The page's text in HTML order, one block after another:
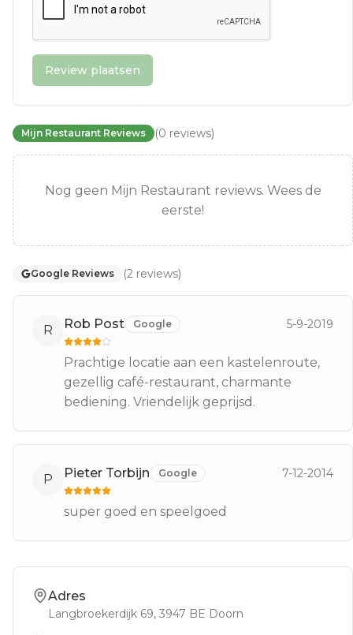
Review plaatsen
Mijn Restaurant Reviews (0 reviews)
Nog geen Mijn Restaurant reviews. Wees de
eerste!
Google Reviews (2 reviews)
R Rob Post Google 5-9-2019
Prachtige locatie aan een kastelenroute,
gezellig café-restaurant, charmante
bediening. Vriendelijk geprijsd.
P Pieter Torbijn Google 7-12-2014
super goed en speelgoed
Adres
Langbroekerdijk 69, 3947 BE Doorn